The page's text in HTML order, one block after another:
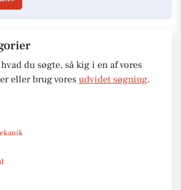
du søgte, så kig i en af vores
eller brug vores udvidet søgning.